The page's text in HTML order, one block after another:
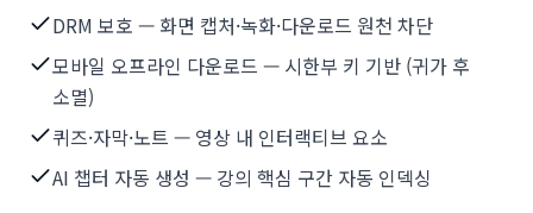
DRM 보호 — 화면 캡처·녹화·다운로드 원천 차단
모바일 오프라인 다운로드 — 시한부 키 기반 (귀가 후
소멸)
퀴즈·자막·노트 — 영상 내 인터랙티브 요소
AI 챕터 자동 생성 — 강의 핵심 구간 자동 인덱싱